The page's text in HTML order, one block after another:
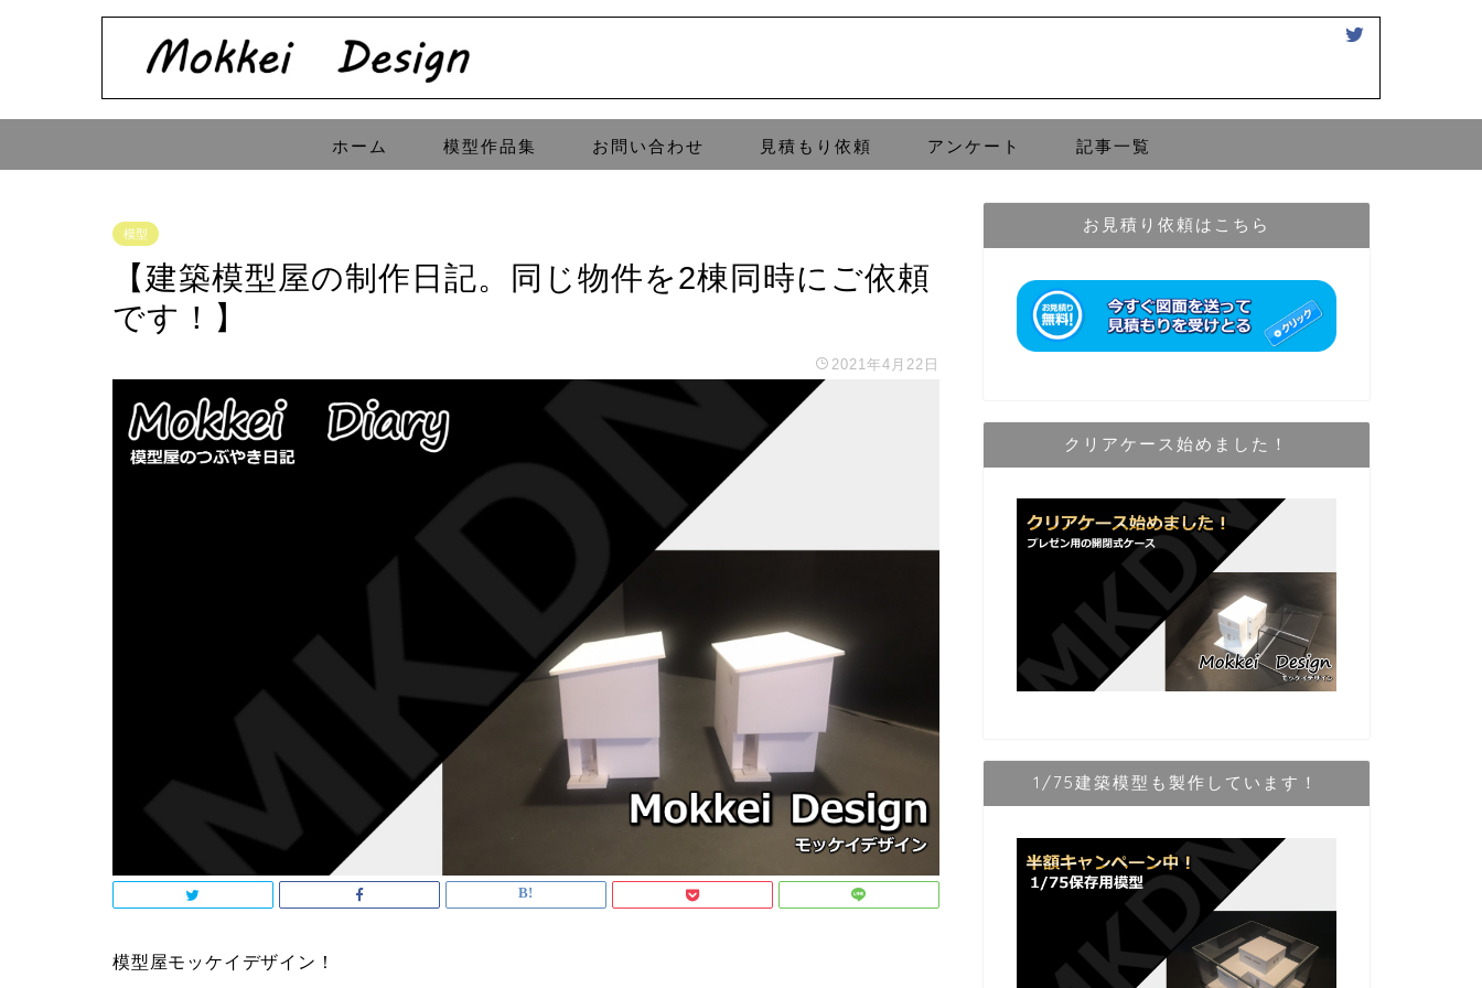
ホーム 模型作品集 お問い合わせ 見積もり依頼 アンケート 記事一覧
模型
【建築模型屋の制作日記。同じ物件を2棟同時にご依頼
です！】
2021年4月22日
模型屋モッケイデザイン！
お見積り依頼はこちら
クリアケース始めました！
1/75建築模型も製作しています！